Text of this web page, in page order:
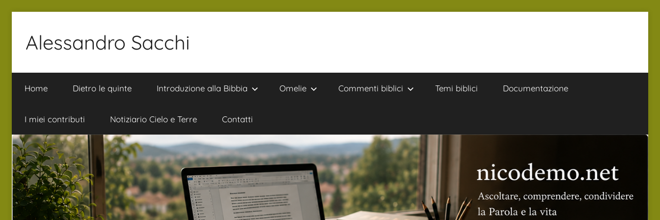
contenuto
Alessandro Sacchi
Interpretazione
Vita
Home Dietro le quinte Introduzione alla Bibbia Omelie Commenti biblici Temi biblici Documentazione
I miei contributi Notiziario Cielo e Terre Contatti